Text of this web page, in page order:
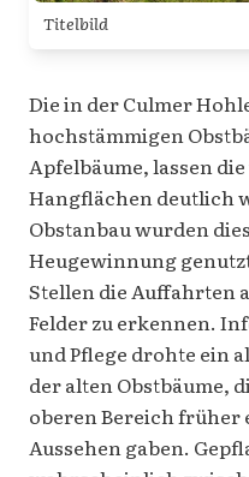
Titelbild
Die in der Culmer
hochstämmigen
Apfelbäume, lassen
Hangflächen deutlich
Obstanbau wurden
Heugewinnung
Stellen die Auffahrten
Felder zu erkennen.
und Pflege drohte ein
der alten Obstbäume,
oberen Bereich früher
Aussehen gaben.